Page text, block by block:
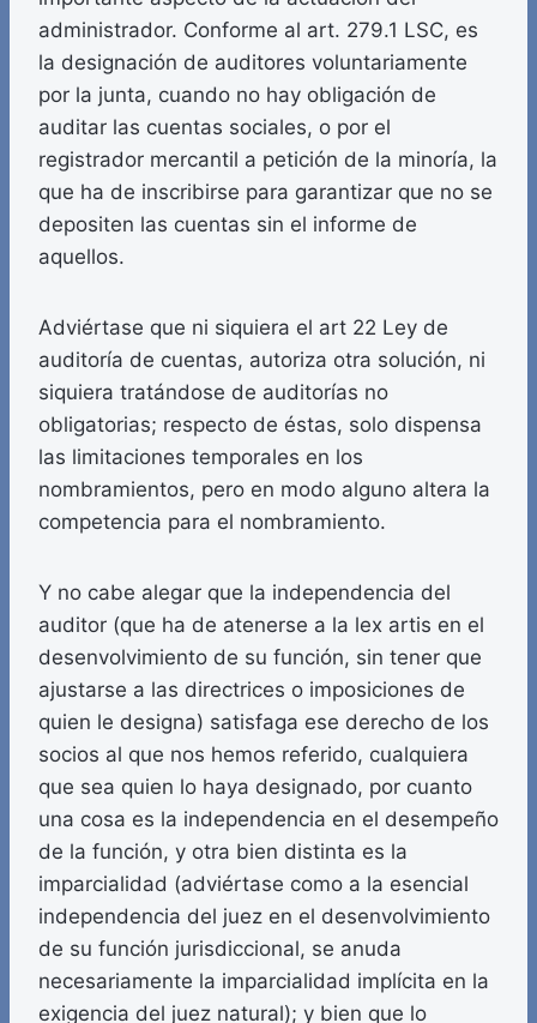
administrador. Conforme al art. 279.1 LSC, es
la designación de auditores voluntariamente
por la junta, cuando no hay obligación de
auditar las cuentas sociales, o por el
registrador mercantil a petición de la minoría, la
que ha de inscribirse para garantizar que no se
depositen las cuentas sin el informe de
aquellos.
Adviértase que ni siquiera el art 22 Ley de
auditoría de cuentas, autoriza otra solución, ni
siquiera tratándose de auditorías no
obligatorias; respecto de éstas, solo dispensa
las limitaciones temporales en los
nombramientos, pero en modo alguno altera la
competencia para el nombramiento.
Y no cabe alegar que la independencia del
auditor (que ha de atenerse a la lex artis en el
desenvolvimiento de su función, sin tener que
ajustarse a las directrices o imposiciones de
quien le designa) satisfaga ese derecho de los
socios al que nos hemos referido, cualquiera
que sea quien lo haya designado, por cuanto
una cosa es la independencia en el desempeño
de la función, y otra bien distinta es la
imparcialidad (adviértase como a la esencial
independencia del juez en el desenvolvimiento
de su función jurisdiccional, se anuda
necesariamente la imparcialidad implícita en la
exigencia del juez natural); y bien que lo